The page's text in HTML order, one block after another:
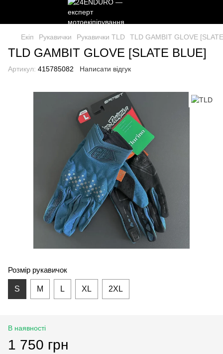
Екіп Рукавички Рукавички TLD TLD GAMBIT GLOVE
TLD GAMBIT GLOVE [SLATE BLUE]
Артикул: 415785082 Написати відгук
Розмір рукавичок
S M L XL 2XL
В наявності
1 750 грн